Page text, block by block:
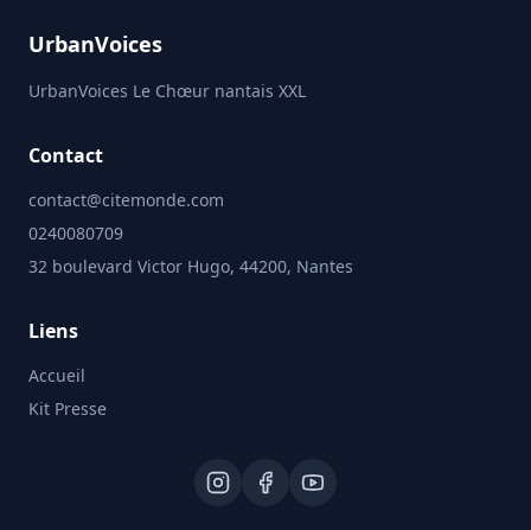
UrbanVoices
UrbanVoices Le Chœur nantais XXL
Contact
contact@citemonde.com
0240080709
32 boulevard Victor Hugo, 44200, Nantes
Liens
Accueil
Kit Presse